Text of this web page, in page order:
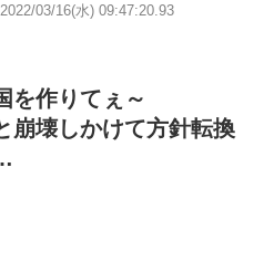
2022/03/16(水) 09:47:20.93
を作りてぇ～
崩壊しかけて方針転換